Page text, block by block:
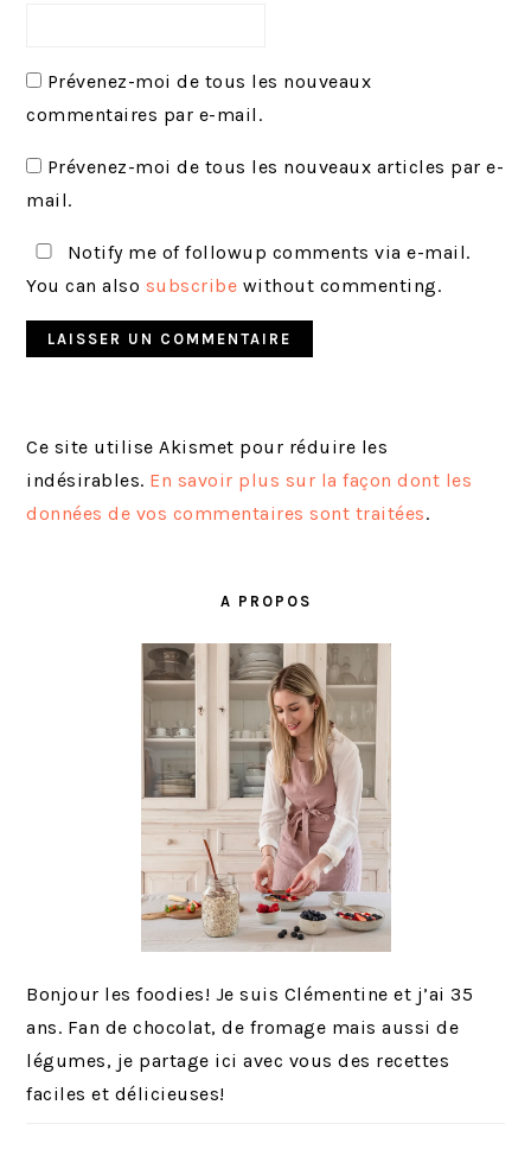
Prévenez-moi de tous les nouveaux
commentaires par e-mail.
Prévenez-moi de tous les nouveaux articles par e-
mail.
Notify me of followup comments via e-mail.
You can also subscribe without commenting.
Ce site utilise Akismet pour réduire les
indésirables. En savoir plus sur la façon dont les
données de vos commentaires sont traitées.
A PROPOS
Bonjour les foodies! Je suis Clémentine et j’ai 35
ans. Fan de chocolat, de fromage mais aussi de
légumes, je partage ici avec vous des recettes
faciles et délicieuses!